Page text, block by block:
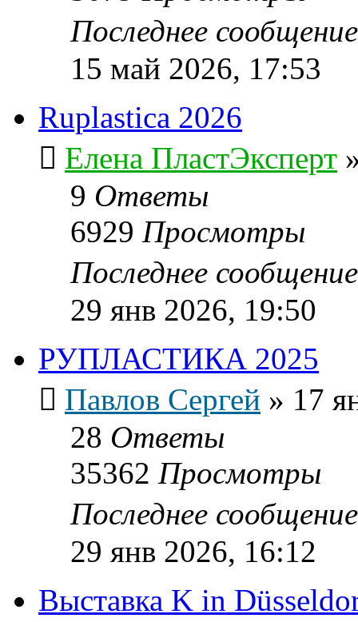
Последнее
15 май 2026, 17:53
Ruplastica 2026
Елена ПластЭксперт
9 Ответы
6929 Просмотры
Последнее
29 янв 2026, 19:50
РУПЛАСТИКА 2025
Павлов Сергей » 17
28 Ответы
35362 Просмотры
Последнее
29 янв 2026, 16:12
Выставка K in